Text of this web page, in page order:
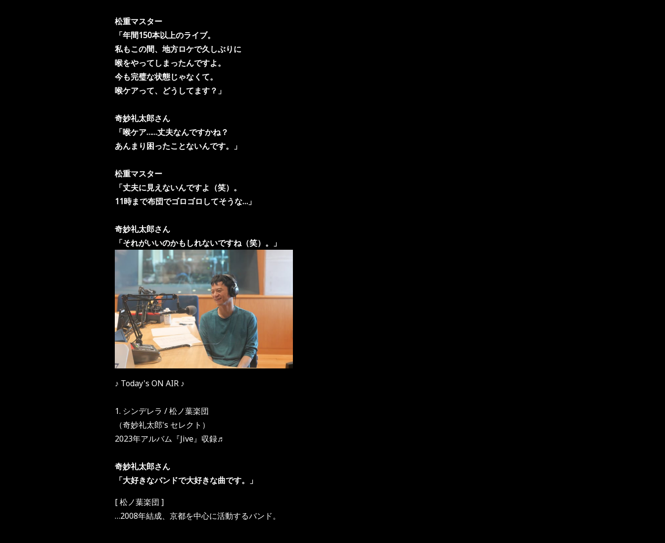
松重マスター
「年間150本以上のライブ。
私もこの間、地方ロケで久しぶりに
喉をやってしまったんですよ。
今も完璧な状態じゃなくて。
喉ケアって、どうしてます？」
奇妙礼太郎さん
「喉ケア……丈夫なんですかね？
あんまり困ったことないんです。」
松重マスター
「丈夫に見えないんですよ（笑）。
11時まで布団でゴロゴロしてそうな…」
奇妙礼太郎さん
「それがいいのかもしれないですね（笑）。」
♪ Today's ON AIR ♪
1. シンデレラ / 松ノ葉楽団
（奇妙礼太郎's セレクト）
2023年アルバム『Jive』収録♬
奇妙礼太郎さん
「大好きなバンドで大好きな曲です。」
[ 松ノ葉楽団 ]
…2008年結成、京都を中心に活動するバンド。